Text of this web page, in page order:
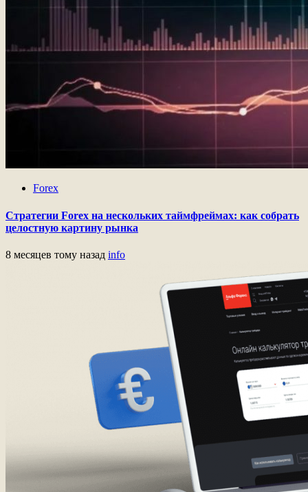
Forex
Стратегии Forex на нескольких таймфреймах: как собрать
целостную картину рынка
8 месяцев тому назад info